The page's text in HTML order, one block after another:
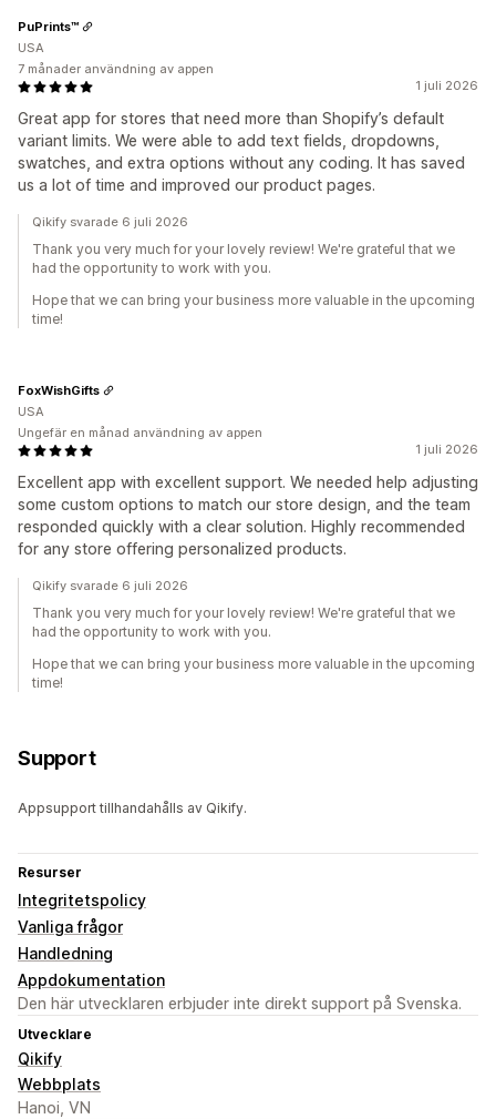
1 juli 2026
Great app for stores that need more than Shopify’s default
variant limits. We were able to add text fields, dropdowns,
swatches, and extra options without any coding. It has saved
us a lot of time and improved our product pages.
PuPrints™️
USA
7 månader användning av appen
Qikify svarade 6 juli 2026
Thank you very much for your lovely review! We're grateful that we
had the opportunity to work with you.
Hope that we can bring your business more valuable in the upcoming
time!
1 juli 2026
Excellent app with excellent support. We needed help adjusting
some custom options to match our store design, and the team
responded quickly with a clear solution. Highly recommended
for any store offering personalized products.
FoxWishGifts
USA
Ungefär en månad användning av appen
Qikify svarade 6 juli 2026
Thank you very much for your lovely review! We're grateful that we
had the opportunity to work with you.
Hope that we can bring your business more valuable in the upcoming
time!
Support
Appsupport tillhandahålls av Qikify.
Resurser
Integritetspolicy
Vanliga frågor
Handledning
Appdokumentation
Den här utvecklaren erbjuder inte direkt support på Svenska.
Utvecklare
Qikify
Webbplats
Hanoi, VN